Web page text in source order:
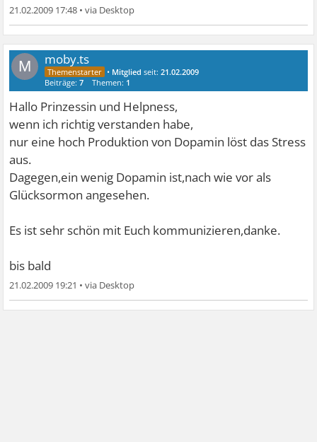
21.02.2009 17:48 •
M moby.ts
• Mitglied seit:21.02.2009
Beiträge:7 Themen: 1
Hallo Prinzessin und Helpness,
wenn ich richtig verstanden habe,
nur eine hoch Produktion von Dopamin löst das Stress
aus.
Dagegen,ein wenig Dopamin ist,nach wie vor als
Glücksormon angesehen.
Es ist sehr schön mit Euch kommunizieren,danke.
bis bald
21.02.2009 19:21 •